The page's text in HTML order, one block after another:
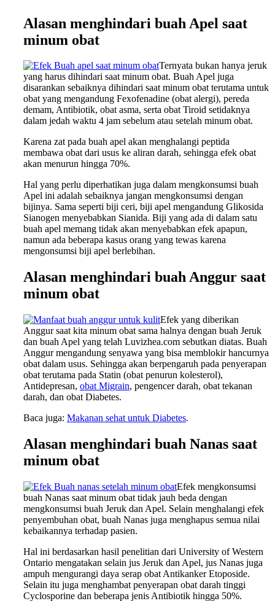
Alasan menghindari buah Apel saat
minum obat
Ternyata bukan hanya jeruk
yang harus dihindari saat minum obat. Buah Apel juga
disarankan sebaiknya dihindari saat minum obat terutama untuk
obat yang mengandung Fexofenadine (obat alergi), pereda
demam, Antibiotik, obat asma, serta obat Tiroid setidaknya
dalam jedah waktu 4 jam sebelum atau setelah minum obat.
Karena zat pada buah apel akan menghalangi peptida
membawa obat dari usus ke aliran darah, sehingga efek obat
akan menurun hingga 70%.
Hal yang perlu diperhatikan juga dalam mengkonsumsi buah
Apel ini adalah sebaiknya jangan mengkonsumsi dengan
bijinya. Sama seperti biji ceri, biji apel mengandung Glikosida
Sianogen menyebabkan Sianida. Biji yang ada di dalam satu
buah apel memang tidak akan menyebabkan efek apapun,
namun ada beberapa kasus orang yang tewas karena
mengonsumsi biji apel berlebihan.
Alasan menghindari buah Anggur saat
minum obat
Efek yang diberikan
Anggur saat kita minum obat sama halnya dengan buah Jeruk
dan buah Apel yang telah Luvizhea.com sebutkan diatas. Buah
Anggur mengandung senyawa yang bisa memblokir hancurnya
obat dalam usus. Sehingga akan berpengaruh pada penyerapan
obat terutama pada Statin (obat penurun kolesterol),
Antidepresan, obat Migrain, pengencer darah, obat tekanan
darah, dan obat Diabetes.
Baca juga: Makanan sehat untuk Diabetes.
Alasan menghindari buah Nanas saat
minum obat
Efek mengkonsumsi
buah Nanas saat minum obat tidak jauh beda dengan
mengkonsumsi buah Jeruk dan Apel. Selain menghalangi efek
penyembuhan obat, buah Nanas juga menghapus semua nilai
kebaikannya terhadap pasien.
Hal ini berdasarkan hasil penelitian dari University of Western
Ontario mengatakan selain jus Jeruk dan Apel, jus Nanas juga
ampuh mengurangi daya serap obat Antikanker Etoposide.
Selain itu juga menghambat penyerapan obat darah tinggi
Cyclosporine dan beberapa jenis Antibiotik hingga 50%.